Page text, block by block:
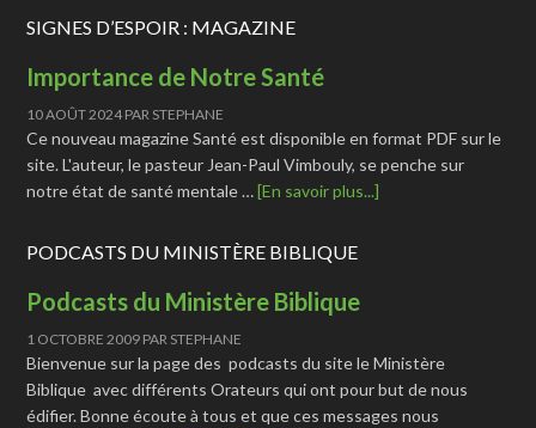
SIGNES D’ESPOIR : MAGAZINE
Importance de Notre Santé
10 AOÛT 2024PAR STEPHANE
Ce nouveau magazine Santé est disponible en format PDF sur le
site. L'auteur, le pasteur Jean-Paul Vimbouly, se penche sur
notre état de santé mentale …[En savoir plus...]
PODCASTS DU MINISTÈRE BIBLIQUE
Podcasts du Ministère Biblique
1 OCTOBRE 2009 PAR STEPHANE
Bienvenue sur la page des podcasts du site le Ministère
Biblique avec différents Orateurs qui ont pour but de nous
édifier. Bonne écoute à tous et que ces messages nous